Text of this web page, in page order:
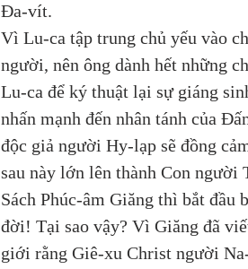
Đa-vít.
Vì Lu-ca tập trung chủ yếu vào
người, nên ông dành hết những
Lu-ca để ký thuật lại sự giáng
nhấn mạnh đến nhân tánh của
độc giả người Hy-lạp sẽ đồng
sau này lớn lên thành Con người
Sách Phúc-âm Giăng thì bắt đầu
đời! Tại sao vậy? Vì Giăng đã
giới rằng Giê-xu Christ người